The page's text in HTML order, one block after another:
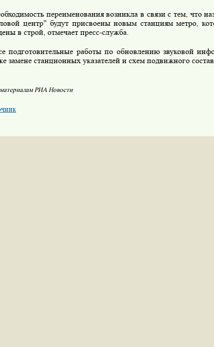
переименования возникла в связи с тем, что
центр" будут присвоены новым станциям метро,
в строй, отмечает пресс-служба.
подготовительные работы по обновлению звуковой
замене станционных указателей и схем подвижного
РИА Новости